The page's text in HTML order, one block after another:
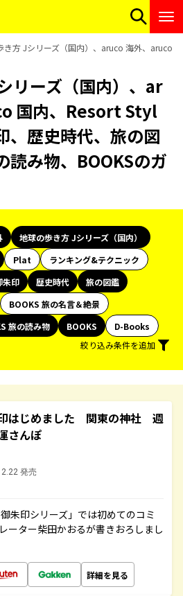
き方 Jシリーズ（国内）、aruco 海外、aruco
リーズ（国内）、ar
国内、Resort Styl
、歴史時代、旅の図
読み物、BOOKSのガ
地球の歩き方 Jシリーズ（国内）
Plat
ランキング&テクニック
朱印 歴史時代
旅の図鑑
BOOKS 旅の名言＆絶景
旅の読み物 BOOKS
D-Books
絞り込み条件を追加
はじめました 関東の神社 週
さんぽ
発売
朱印シリーズ」では初めてのコミ
ーター柴田かおるが書きおろしまし
詳細を見る